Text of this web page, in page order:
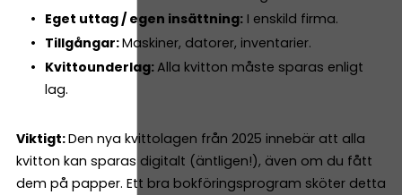
Eget uttag / egen insättning:I enskild firma.
Tillgångar:Maskiner, datorer, inventarier.
Kvittounderlag:Alla kvitton måste sparas enligt
lag.
Viktigt:Den nya kvittolagen från 2025 innebär att alla
kvitton kan sparas digitalt (äntligen!), även om du fått
dem på papper. Ett bra bokföringsprogram sköter detta